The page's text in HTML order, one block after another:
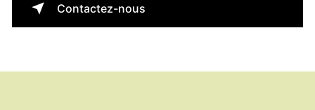
Contactez-nous